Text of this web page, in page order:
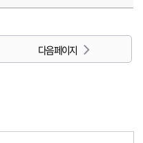
다음 페이지